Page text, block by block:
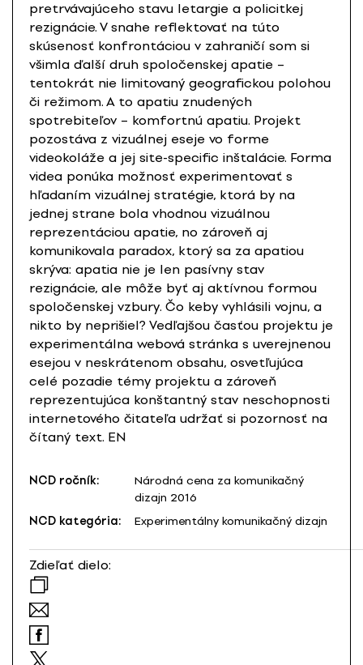
pretrvávajúceho stavu letargie a policitkej
rezignácie. V snahe reflektovať na túto
skúsenosť konfrontáciou v zahraničí som si
všimla ďalší druh spoločenskej apatie –
tentokrát nie limitovaný geografickou polohou
či režimom. A to apatiu znudených
spotrebiteľov – komfortnú apatiu. Projekt
pozostáva z vizuálnej eseje vo forme
videokoláže a jej site-specific inštalácie. Forma
videa ponúka možnosť experimentovať s
hľadaním vizuálnej stratégie, ktorá by na
jednej strane bola vhodnou vizuálnou
reprezentáciou apatie, no zároveň aj
komunikovala paradox, ktorý sa za apatiou
skrýva: apatia nie je len pasívny stav
rezignácie, ale môže byť aj aktívnou formou
spoločenskej vzbury. Čo keby vyhlásili vojnu, a
nikto by neprišiel? Vedľajšou časťou projektu je
experimentálna webová stránka s uverejnenou
esejou v neskrátenom obsahu, osvetľujúca
celé pozadie témy projektu a zároveň
reprezentujúca konštantný stav neschopnosti
internetového čitateľa udržať si pozornosť na
čítaný text. EN
NCD ročník:
Národná cena za komunikačný
dizajn 2016
NCD kategória:
Experimentálny komunikačný dizajn
Zdieľať dielo: